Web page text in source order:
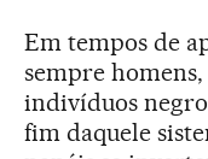
Em tempos de
sempre
indivíduos
fim daquele